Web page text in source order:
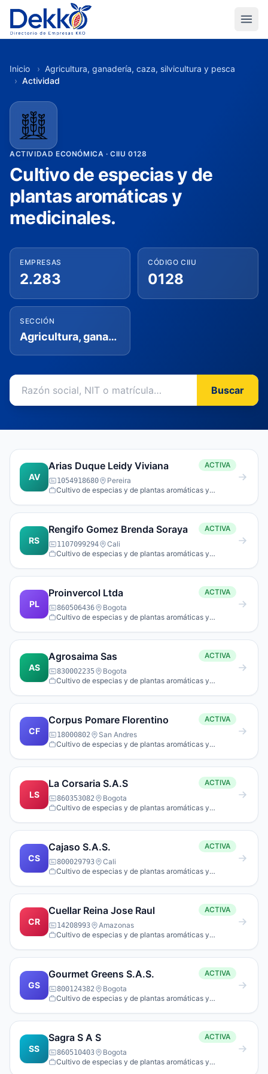
Inicio › Agricultura, ganadería, caza, silvicultura y pesca
› Actividad
ACTIVIDAD ECONÓMICA · CIIU 0128
Cultivo de especias y de
plantas aromáticas y
medicinales.
EMPRESAS
2.283
CÓDIGO CIIU
0128
SECCIÓN
Agricultura, ganadería, caza, silvicultura y pesca
Buscar
AV
Arias Duque Leidy Viviana ACTIVA
1054918680
Pereira
Cultivo de especias y de plantas aromáticas y
RS
Rengifo Gomez Brenda Soraya ACTIVA
1107099294
Cali
Cultivo de especias y de plantas aromáticas y
PL
Proinvercol Ltda ACTIVA
860506436
Bogota
Cultivo de especias y de plantas aromáticas y
AS
Agrosaima Sas ACTIVA
830002235
Bogota
Cultivo de especias y de plantas aromáticas y
CF
Corpus Pomare Florentino ACTIVA
18000802
San Andres
Cultivo de especias y de plantas aromáticas y
LS
La Corsaria S.A.S ACTIVA
860353082
Bogota
Cultivo de especias y de plantas aromáticas y
CS
Cajaso S.A.S. ACTIVA
800029793
Cali
Cultivo de especias y de plantas aromáticas y
CR
Cuellar Reina Jose Raul ACTIVA
14208993
Amazonas
Cultivo de especias y de plantas aromáticas y
GS
Gourmet Greens S.A.S. ACTIVA
800124382
Bogota
Cultivo de especias y de plantas aromáticas y
SS
Sagra S A S ACTIVA
860510403
Bogota
Cultivo de especias y de plantas aromáticas y